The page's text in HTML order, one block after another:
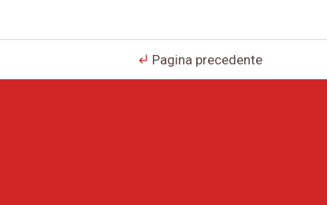
subdirectory_arrow_left Pagina precedente